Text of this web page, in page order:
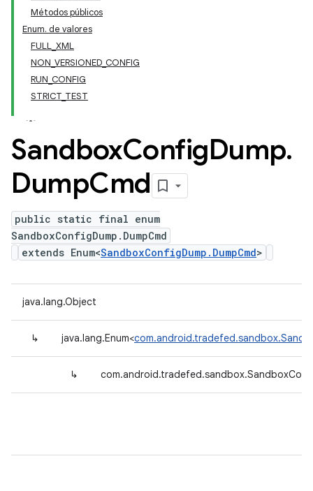
Métodos públicos
Enum. de valores
FULL_XML
NON_VERSIONED_CONFIG
RUN_CONFIG
STRICT_TEST
SandboxConfigDump.
DumpCmd
public static final enum
SandboxConfigDump.DumpCmd
extends Enum<SandboxConfigDump.DumpCmd>
java.lang.Object
↳ java.lang.Enum<
↳